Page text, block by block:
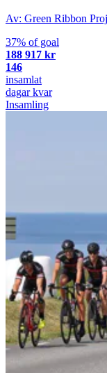
Av: Green Ribbon
37% of goal
188 917 kr
146
insamlat
dagar kvar
Insamling